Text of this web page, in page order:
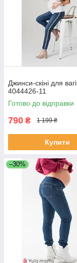
Джинси-скіні для
4044426-11
Готово до відправки
790 ₴ 1 199 ₴
Купити
–30%